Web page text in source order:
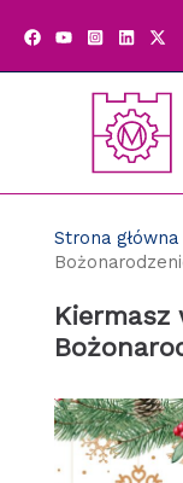
Strona główna
Kiermasz